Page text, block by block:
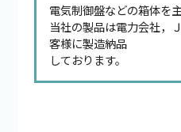
電気制御盤などの箱体を
当社の製品は電力会社，
客様に製造納品
しております。